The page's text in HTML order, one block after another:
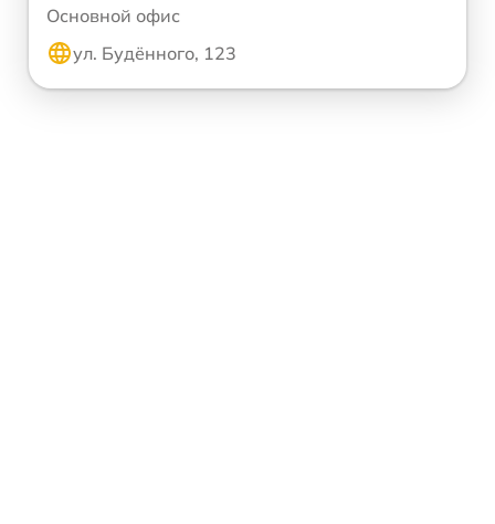
Основной офис
ул. Будённого, 123